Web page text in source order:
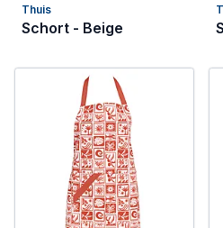
Thuis
Schort - Beige